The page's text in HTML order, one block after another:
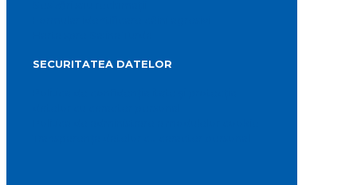
SECURITATEA DATELOR